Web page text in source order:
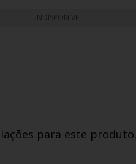
INDISPONÍVEL
para este produto.